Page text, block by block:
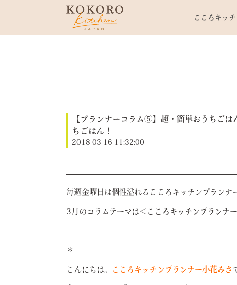
こころキッ
【プランナーコラム⑤】超・簡単おうちご
ちごはん！
2018-03-16 11:32:00
毎週金曜日は個性溢れるこころキッチンプランナ
3月のコラムテーマは＜こころキッチンプランナ
＊
こんにちは。 こころキッチンプランナー小花みさ